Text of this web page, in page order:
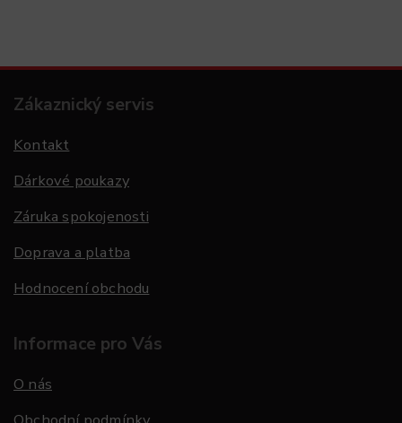
Zákaznický servis
Kontakt
Dárkové poukazy
Záruka spokojenosti
Doprava a platba
Hodnocení obchodu
Informace pro Vás
O nás